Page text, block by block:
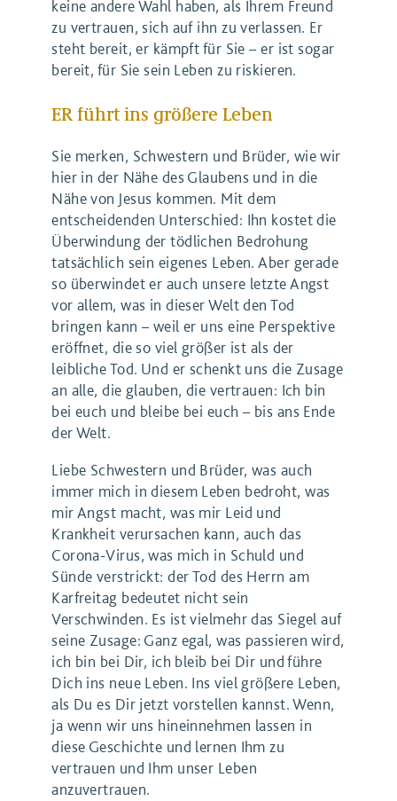
keine andere Wahl haben, als Ihrem Freund
zu vertrauen, sich auf ihn zu verlassen. Er
steht bereit, er kämpft für Sie – er ist sogar
bereit, für Sie sein Leben zu riskieren.
ER führt ins größere Leben
Sie merken, Schwestern und Brüder, wie wir
hier in der Nähe des Glaubens und in die
Nähe von Jesus kommen. Mit dem
entscheidenden Unterschied: Ihn kostet die
Überwindung der tödlichen Bedrohung
tatsächlich sein eigenes Leben. Aber gerade
so überwindet er auch unsere letzte Angst
vor allem, was in dieser Welt den Tod
bringen kann – weil er uns eine Perspektive
eröffnet, die so viel größer ist als der
leibliche Tod. Und er schenkt uns die Zusage
an alle, die glauben, die vertrauen: Ich bin
bei euch und bleibe bei euch – bis ans Ende
der Welt.
Liebe Schwestern und Brüder, was auch
immer mich in diesem Leben bedroht, was
mir Angst macht, was mir Leid und
Krankheit verursachen kann, auch das
Corona-Virus, was mich in Schuld und
Sünde verstrickt: der Tod des Herrn am
Karfreitag bedeutet nicht sein
Verschwinden. Es ist vielmehr das Siegel auf
seine Zusage: Ganz egal, was passieren wird,
ich bin bei Dir, ich bleib bei Dir und führe
Dich ins neue Leben. Ins viel größere Leben,
als Du es Dir jetzt vorstellen kannst. Wenn,
ja wenn wir uns hineinnehmen lassen in
diese Geschichte und lernen Ihm zu
vertrauen und Ihm unser Leben
anzuvertrauen.